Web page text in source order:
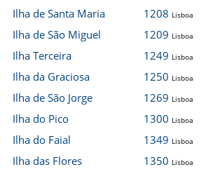
Ilha de Santa Maria
Ilha de São Miguel
Ilha Terceira
Ilha da Graciosa
Ilha de São Jorge
Ilha do Pico
Ilha do Faial
Ilha das Flores
1208 Lisboa
1209 Lisboa
1249 Lisboa
1250 Lisboa
1269 Lisboa
1300 Lisboa
1349 Lisboa
1350 Lisboa